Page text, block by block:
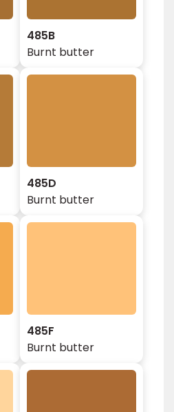
485B
Burnt butter
485D
Burnt butter
485F
Burnt butter